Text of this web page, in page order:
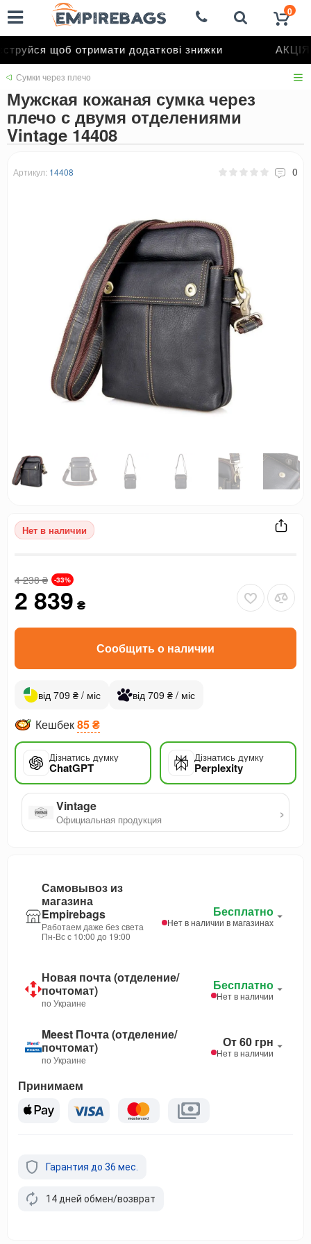
щоб отримати додаткові знижки АКЦІЯ
0
Сумки через плечо
Мужская кожаная сумка через
плечо с двумя отделениями
Vintage 14408
Артикул: 14408 0
Нет в наличии
4 238₴ -33%
2 839 ₴
Сообщить о наличии
від 709 ₴ / міс від 709 ₴ / міс
Кешбек85 ₴
Дізнатись думку
ChatGPT
Дізнатись думку
Perplexity
Vintage
Официальная продукция ›
Самовывоз из
магазина
Empirebags
Работаем даже без света
Пн-Вс с 10:00 до 19:00
Бесплатно
Нет в наличии в магазинах
Новая почта (отделение/
почтомат)
по Украине
Бесплатно
Нет в наличии
Meest Почта (отделение/
почтомат)
по Украине
От 60 грн
Нет в наличии
Принимаем
Гарантия до 36 мес.
14 дней обмен/возврат